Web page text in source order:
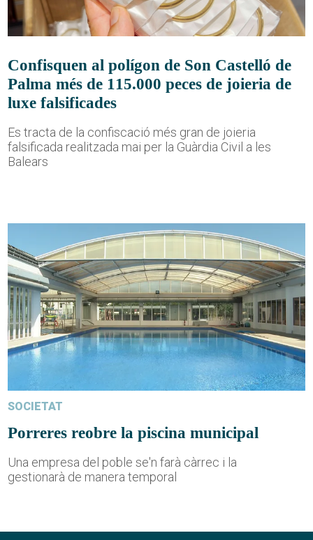
Confisquen al polígon de Son Castelló de
Palma més de 115.000 peces de joieria de
luxe falsificades
Es tracta de la confiscació més gran de joieria
falsificada realitzada mai per la Guàrdia Civil a les
Balears
SOCIETAT
Porreres reobre la piscina municipal
Una empresa del poble se'n farà càrrec i la
gestionarà de manera temporal